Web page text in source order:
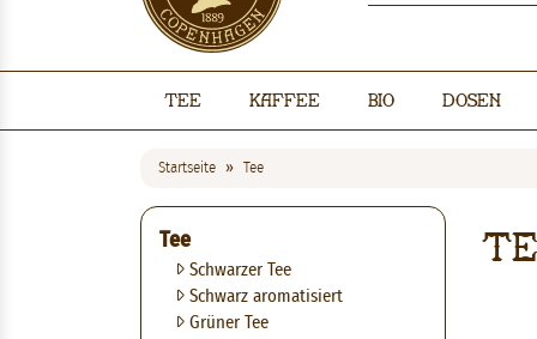
Tee Kaffee BIO Dosen
Startseite Tee
Tee
Schwarzer Tee
Schwarz aromatisiert
Grüner Tee